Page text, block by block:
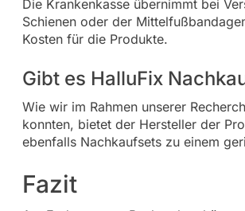
Die Krankenkasse übernimmt bei
Schienen oder der
Kosten für die Produkte.
Gibt es HalluFix
Wie wir im Rahmen unserer
konnten, bietet der Hersteller der
ebenfalls Nachkaufsets zu einem
Fazit